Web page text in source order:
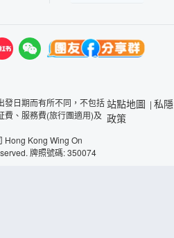
發日期而有所不同，不包括
費、服務費(旅行團適用)及
Hong Kong Wing On
牌照號碼: 350074
站點地圖 | 私隱
政策